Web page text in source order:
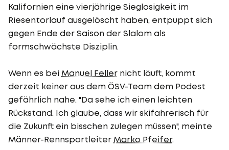
Kalifornien eine vierjährige Sieglosigkeit im
Riesentorlauf ausgelöscht haben, entpuppt sich
gegen Ende der Saison der Slalom als
formschwächste Disziplin.
Wenn es bei Manuel Feller nicht läuft, kommt
derzeit keiner aus dem ÖSV-Team dem Podest
gefährlich nahe. "Da sehe ich einen leichten
Rückstand. Ich glaube, dass wir skifahrerisch für
die Zukunft ein bisschen zulegen müssen", meinte
Männer-Rennsportleiter Marko Pfeifer.